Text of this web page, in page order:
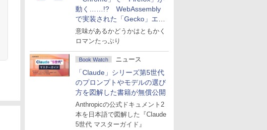
動く……!? WebAssembly
で実装された「Gecko」エン
ジン
意味があるかどうかはともかく
ロマンたっぷり
Book Watch ニュース
「Claude」シリーズ第5世代
のプロンプトやモデルの選び
方を図解した書籍が無償公開
Anthropicの公式ドキュメント2
本を日本語で図解した『Claude
5世代 マスターガイド』